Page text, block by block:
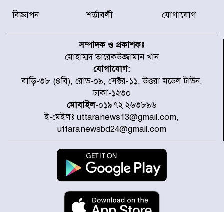
করেছে র‌্যাব-১
চূড়ান্ত পর্যায়ে : ইরান
প্রত্যেক অপরাধীর বিচার এ দেশেই
হবে, সে যত শক্তিশালীই হোক না কেন,
চট্টগ্রামে জুলাই গণঅভ্যুত্থান দিবসে
প্রতিমন্ত্রী মীর হেলাল
আগামী ৫ দিন বৃষ্টির আভাস
হাসিনার বক্তব্য প্রচারে ভারতের সমর্থন
বিজ্ঞাপন শর্তাবলী যোগাযোগ
সম্পাদক ও প্রকাশকঃ
মোহাম্মদ তারেকউজ্জামান খান
যোগাযোগ:
বাড়ি-৩৮ (৪বি), রোড-০৯, সেক্টর-১১, উত্তরা মডেল টাউন,
ঢাকা-১২৩০
মোবাইল-০১৯৭২ ২৬৩৮৯৬
ই-মেইলঃ uttaranews13@gmail.com,
uttaranewsbd24@gmail.com